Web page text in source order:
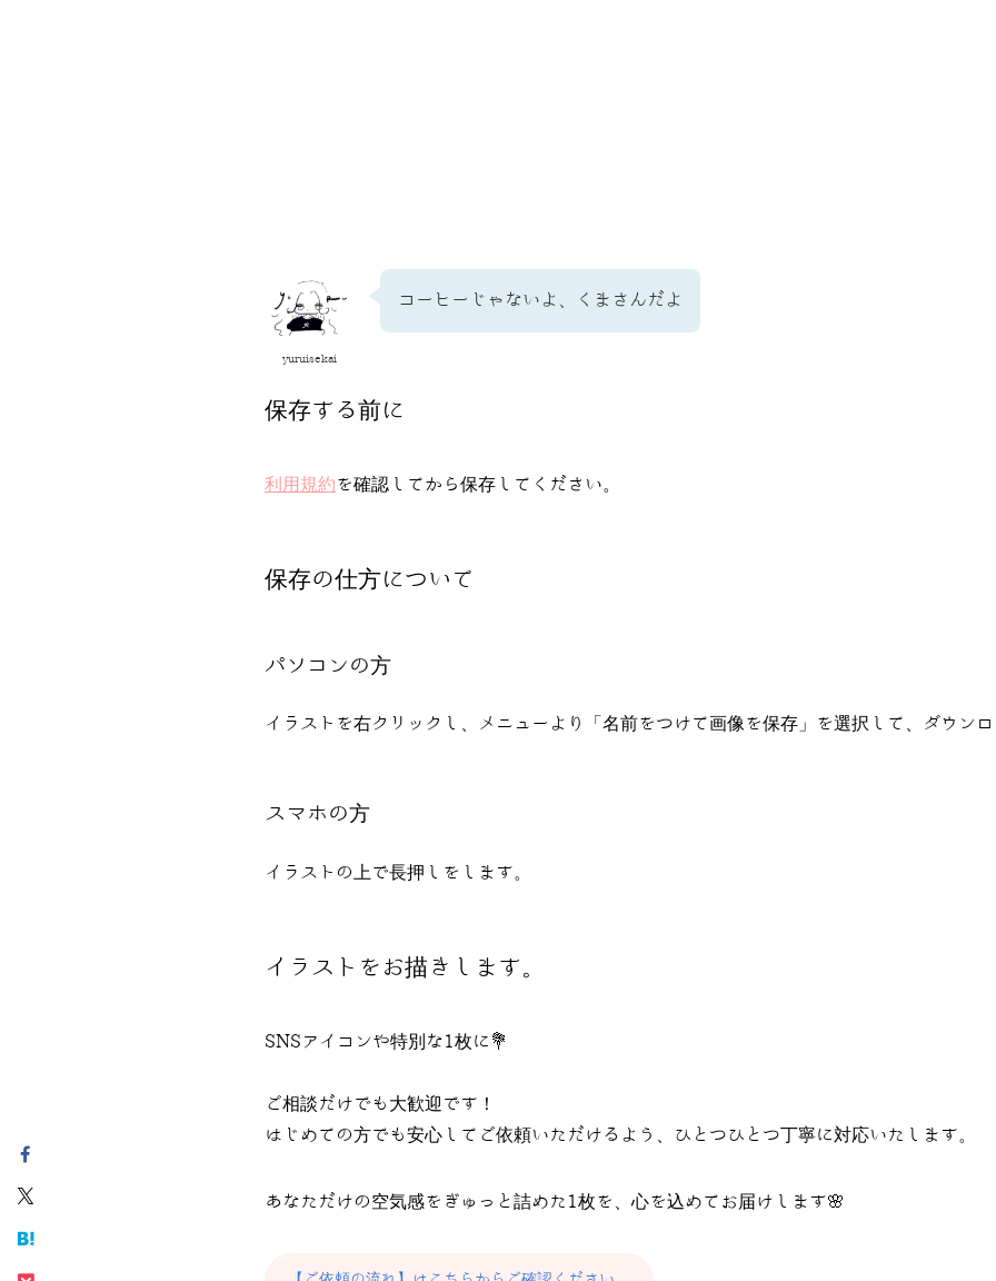
yuruisekai
コーヒーじゃないよ、くまさんだよ
保存する前に
利用規約を確認してから保存してください。
保存の仕方について
パソコンの方
イラストを右クリックし、メニューより「名前をつけて画像を保存」を選択して、ダウンロ
スマホの方
イラストの上で長押しをします。
イラストをお描きします。
SNSアイコンや特別な1枚に💐
ご相談だけでも大歓迎です！
はじめての方でも安心してご依頼いただけるよう、ひとつひとつ丁寧に対応いたします。
あなただけの空気感をぎゅっと詰めた1枚を、心を込めてお届けします🌸